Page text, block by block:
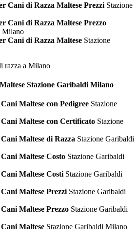
Cani di Razza Maltese Prezzi Stazione
Cani di Razza Maltese Prezzo
Milano
Cani di Razza Maltese Stazione
Maltese Stazione Garibaldi Milano
Maltese con Pedigree Stazione
Maltese con Certificato Stazione
Maltese di Razza Stazione Garibaldi
Maltese Costo Stazione Garibaldi
Maltese Costi Stazione Garibaldi
Maltese Prezzi Stazione Garibaldi
Maltese Prezzo Stazione Garibaldi
Maltese Stazione Garibaldi Milano